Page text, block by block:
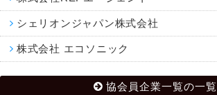
シェリオンジャパン株式会社
株式会社 エコソニック
協会員企業一覧の一覧